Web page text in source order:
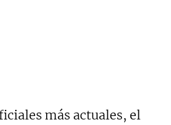
más actuales, el